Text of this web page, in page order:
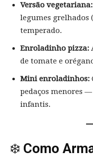
Versão vegetariana:
legumes grelhados
temperado.
Enroladinho pizza:
de tomate e
Mini enroladinhos:
pedaços menores
infantis.
❄️ Como